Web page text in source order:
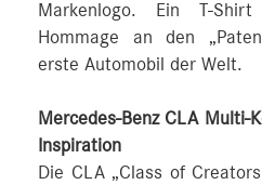
Markenlogo. Ein T-
Hommage an den
erste Automobil der Welt.
Mercedes-Benz CLA Multi-
Inspiration
Die CLA „Class of